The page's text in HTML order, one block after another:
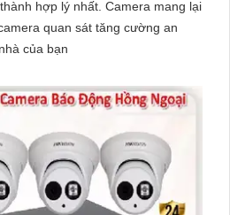
nhất. Camera mang lại
quan sát tăng cường an
của bạn